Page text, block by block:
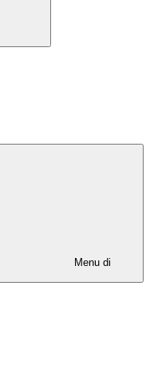
Menu di